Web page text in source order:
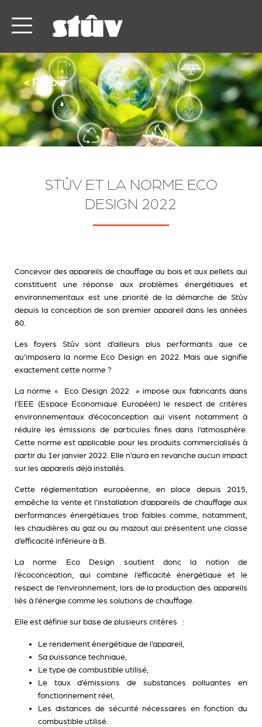
< Retour
STÛV ET LA NORME ECO
DESIGN 2022
Concevoir des appareils de chauffage au bois et aux pellets qui
constituent une réponse aux problèmes énergétiques et
environnementaux est une priorité de la démarche de Stûv
depuis la conception de son premier appareil dans les années
80.
Les foyers Stûv sont d’ailleurs plus performants que ce
qu’imposera la norme Eco Design en 2022. Mais que signifie
exactement cette norme ?
La norme « Eco Design 2022 » impose aux fabricants dans
l’EEE (Espace Économique Européen) le respect de critères
environnementaux d’écoconception qui visent notamment à
réduire les émissions de particules fines dans l’atmosphère.
Cette norme est applicable pour les produits commercialisés à
partir du 1er janvier 2022. Elle n’aura en revanche aucun impact
sur les appareils déjà installés.
Cette réglementation européenne, en place depuis 2015,
empêche la vente et l’installation d’appareils de chauffage aux
performances énergétiques trop faibles comme, notamment,
les chaudières au gaz ou au mazout qui présentent une classe
d’efficacité inférieure à B.
La norme Eco Design soutient donc la notion de
l’écoconception, qui combine l’efficacité énergétique et le
respect de l’environnement, lors de la production des appareils
liés à l’énergie comme les solutions de chauffage.
Elle est définie sur base de plusieurs critères :
Le rendement énergétique de l’appareil,
Sa puissance technique,
Le type de combustible utilisé,
Le taux d’émissions de substances polluantes en
fonctionnement réel,
Les distances de sécurité nécessaires en fonction du
combustible utilisé.